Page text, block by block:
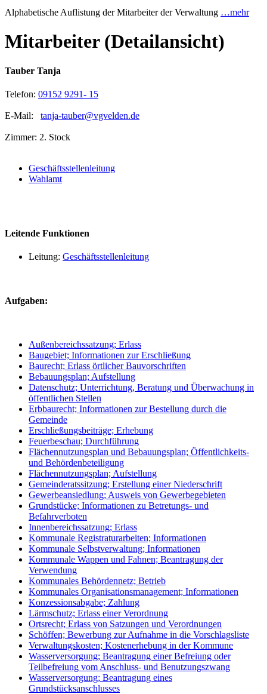
Alphabetische Auflistung der Mitarbeiter der Verwaltung …mehr
Mitarbeiter (Detailansicht)
Tauber Tanja
Telefon: 09152 9291- 15
E-Mail: tanja-tauber@vgvelden.de
Zimmer: 2. Stock
Geschäftsstellenleitung
Wahlamt
Leitende Funktionen
Leitung: Geschäftsstellenleitung
Aufgaben:
Außenbereichssatzung; Erlass
Baugebiet; Informationen zur Erschließung
Baurecht; Erlass örtlicher Bauvorschriften
Bebauungsplan; Aufstellung
Datenschutz; Unterrichtung, Beratung und Überwachung in
öffentlichen Stellen
Erbbaurecht; Informationen zur Bestellung durch die
Gemeinde
Erschließungsbeiträge; Erhebung
Feuerbeschau; Durchführung
Flächennutzungsplan und Bebauungsplan; Öffentlichkeits-
und Behördenbeteiligung
Flächennutzungsplan; Aufstellung
Gemeinderatssitzung; Erstellung einer Niederschrift
Gewerbeansiedlung; Ausweis von Gewerbegebieten
Grundstücke; Informationen zu Betretungs- und
Befahrverboten
Innenbereichssatzung; Erlass
Kommunale Registraturarbeiten; Informationen
Kommunale Selbstverwaltung; Informationen
Kommunale Wappen und Fahnen; Beantragung der
Verwendung
Kommunales Behördennetz; Betrieb
Kommunales Organisationsmanagement; Informationen
Konzessionsabgabe; Zahlung
Lärmschutz; Erlass einer Verordnung
Ortsrecht; Erlass von Satzungen und Verordnungen
Schöffen; Bewerbung zur Aufnahme in die Vorschlagsliste
Verwaltungskosten; Kostenerhebung in der Kommune
Wasserversorgung; Beantragung einer Befreiung oder
Teilbefreiung vom Anschluss- und Benutzungszwang
Wasserversorgung; Beantragung eines
Grundstücksanschlusses